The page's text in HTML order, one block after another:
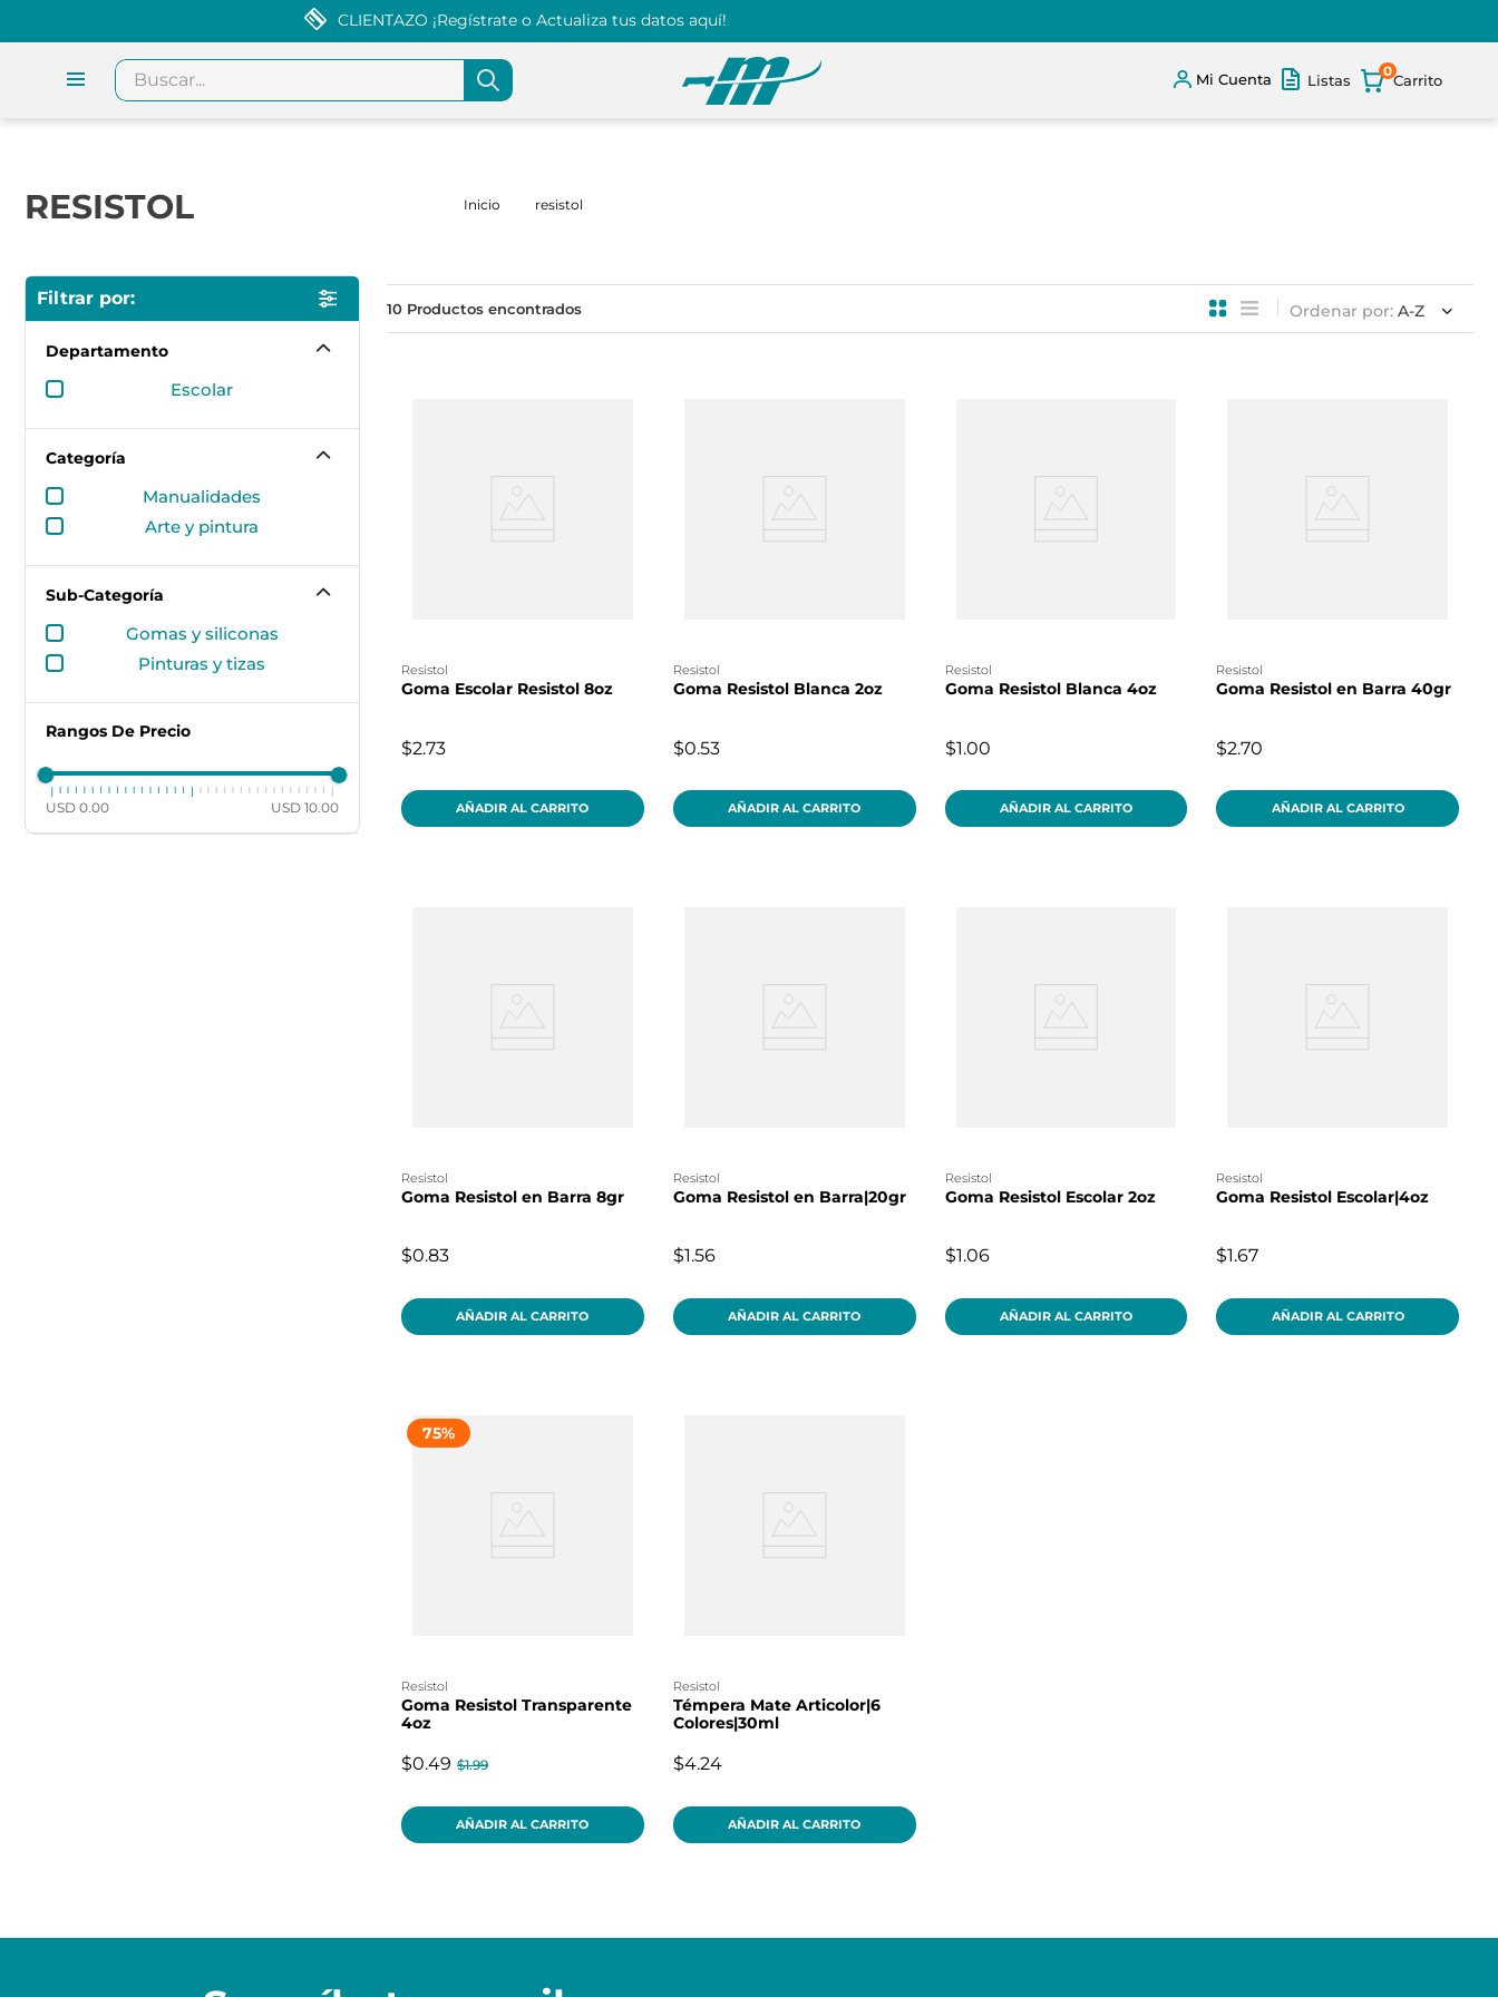
CLIENTAZO ¡Regístrate o Actualiza tus datos aquí!
Buscar...
Mi Cuenta Listas
0
RESISTOL resistol
Departamento
escolar
Categoría
manualidades
arte y pintura
Sub-Categoría
gomas y siliconas
pinturas y tizas
Rangos De Precio
USD 0.00 USD 10.00
10 Ordenar por A-Z
resistol
Goma Escolar Resistol 8oz
$2.73
AÑADIR AL CARRITO
resistol
Goma Resistol Blanca 2oz
$0.53
AÑADIR AL CARRITO
resistol
Goma Resistol Blanca 4oz
$1.00
AÑADIR AL CARRITO
resistol
Goma Resistol en Barra 40gr
$2.70
AÑADIR AL CARRITO
resistol
Goma Resistol en Barra 8gr
$0.83
AÑADIR AL CARRITO
resistol
Goma Resistol en Barra|20gr
$1.56
AÑADIR AL CARRITO
resistol
Goma Resistol Escolar 2oz
$1.06
AÑADIR AL CARRITO
resistol
Goma Resistol Escolar|4oz
$1.67
AÑADIR AL CARRITO
75%
resistol
Goma Resistol Transparente
4oz
$0.49 $1.99
AÑADIR AL CARRITO
resistol
Témpera Mate Articolor|6
Colores|30ml
$4.24
AÑADIR AL CARRITO